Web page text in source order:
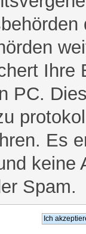
Ihre
PC.
Es
keine
Spam.